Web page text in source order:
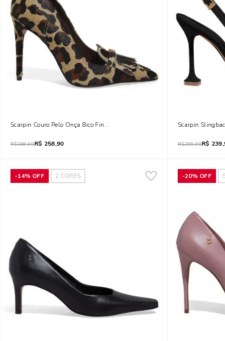
Scarpin Couro Pelo Onça Bico Fino Franja
R$369,90R$ 258,90
Scarpin
R$299,90R$
-14% OFF 2 CORES -20% OFF